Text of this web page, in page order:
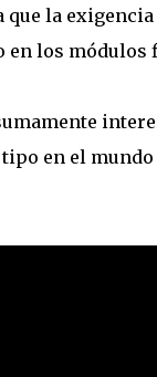
que la
en los módulos
en el mundo